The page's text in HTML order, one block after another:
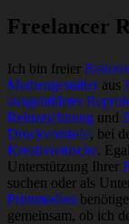
Freelancer
Ich bin freier
Mediengestalteraus
ausgebildeter
Reinzeichnung und
Druckvorstufe, bei
Kreativretusche.
Unterstützung Ihrer
suchen oder als
Printmedien
gemeinsam, ob ich